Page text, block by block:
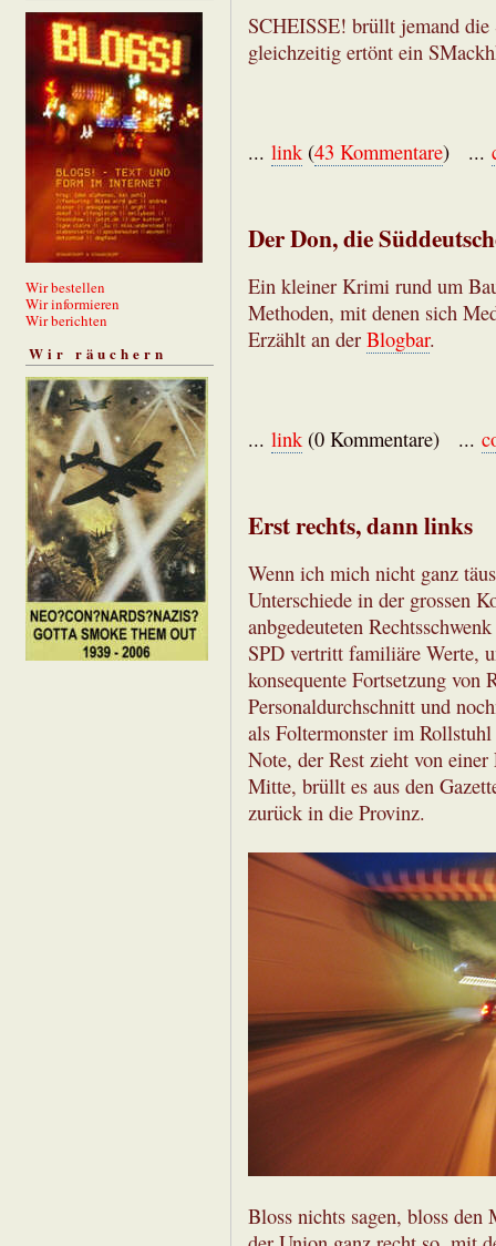
Wir bestellen
Wir informieren
Wir berichten
Wir räuchern
SCHEISSE! brüllt jemand die
gleichzeitig ertönt ein
... link (43 Kommentare) ...
Der Don, die
Ein kleiner Krimi rund um
Methoden, mit denen sich
Erzählt an der Blogbar.
... link(0 Kommentare) ...
Erst rechts, dann links
Wenn ich mich nicht ganz
Unterschiede in der grossen
anbgedeuteten
SPD vertritt familiäre Werte,
konsequente Fortsetzung von
Personaldurchschnitt und
als Foltermonster im
Note, der Rest zieht von
Mitte, brüllt es aus den
zurück in die Provinz.
Bloss nichts sagen, bloss